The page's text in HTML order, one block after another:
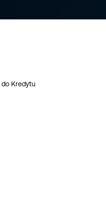
Kredytu